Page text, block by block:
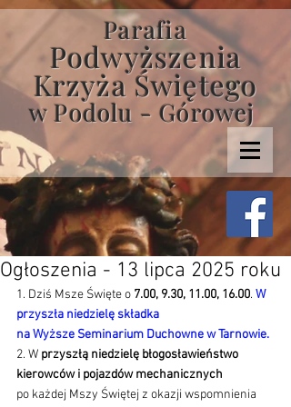
Parafia
Podwyższenia
Krzyża Świętego
w Podolu - Górowej
Ogłoszenia - 13 lipca 2025 roku
1. Dziś Msze Święte o 7.00, 9.30, 11.00, 16.00. W
przyszła niedzielę składka
na Wyższe Seminarium Duchowne w Tarnowie.
2. W przyszłą niedzielę błogosławieństwo
kierowców i pojazdów mechanicznych
po każdej Mszy Świętej z okazji wspomnienia